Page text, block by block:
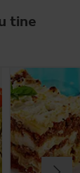
tine
Ardei umpluți
cu carne și
orez
Cel mult 60 minute
Rafinat